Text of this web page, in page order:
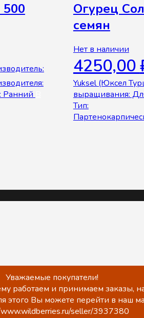
Ранний
Огурец
семян
Нет в наличии
4250,00
Yuksel (Юксел
выращивания:
Тип:
Уважаемые покупатели!
и принимаем заказы,
Вы можете перейти в наш
seller/3937380